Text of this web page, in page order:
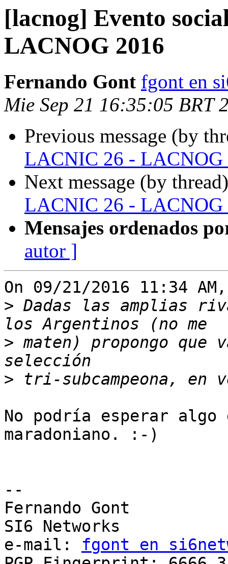
[lacnog] Evento
LACNOG 2016
Fernando Gont fgont en
Mie Sep 21 16:35:05 BRT
Previous message (by
LACNIC 26 - LACNOG
Next message (by
LACNIC 26 - LACNOG
Mensajes ordenados
autor ]
On 09/21/2016 11:34
> Dadas las amplias
> maten) propongo que
>
No podría esperar
maradoniano. :-)
--
Fernando Gont
SI6 Networks
e-mail: fgont en